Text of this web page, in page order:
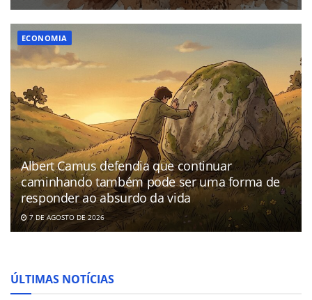
ECONOMIA
Albert Camus defendia que continuar
caminhando também pode ser uma forma de
responder ao absurdo da vida
7 DE AGOSTO DE 2026
ÚLTIMAS NOTÍCIAS